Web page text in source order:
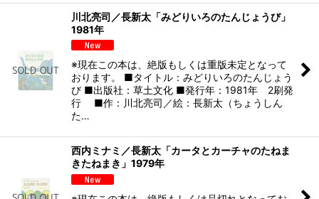
川北亮司／長新太「みどりいろのたんじょうび」
1981年
※現在この本は、絶版もしくは重版未定となって
おります。 ■タイトル：みどりいろのたんじょう
び ■出版社：草土文化 ■発行年：1981年 2刷発
行 ■作：川北亮司／絵：長新太（ちょうしん
た…
西内ミナミ／長新太「カータとカーチャのたねま
きたねまき」1979年